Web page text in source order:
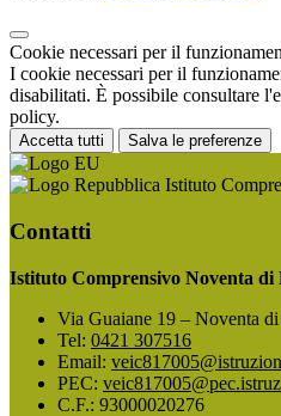
Cookie necessari per il
I cookie necessari per il
disabilitati. È possibile consultare
policy.
Accetta tutti Salva le preferenze
Istituto
Contatti
Istituto Comprensivo Noventa di
Via Guaiane 19 – Noventa
Tel: 0421 307516
Email:
PEC:
C.F.: 93000020276